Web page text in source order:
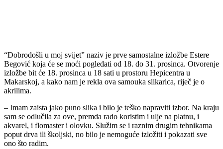
“Dobrodošli u moj svijet” naziv je prve samostalne izložbe Estere
Begović koja će se moći pogledati od 18. do 31. prosinca. Otvorenje
izložbe bit će 18. prosinca u 18 sati u prostoru Hepicentra u
Makarskoj, a kako nam je rekla ova samouka slikarica, riječ je o
akrilima.
– Imam zaista jako puno slika i bilo je teško napraviti izbor. Na kraju
sam se odlučila za ove, premda rado koristim i ulje na platnu, i
akvarel, i flomaster i olovku. Služim se i raznim drugim tehnikama
poput drva ili školjski, no bilo je nemoguće izložiti i pokazati sve
ono što radim.